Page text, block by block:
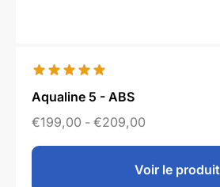
Aqualine 5 - ABS
€199,00 - €209,00
Voir le produit